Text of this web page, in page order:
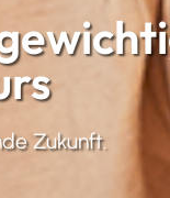
Zukunft.